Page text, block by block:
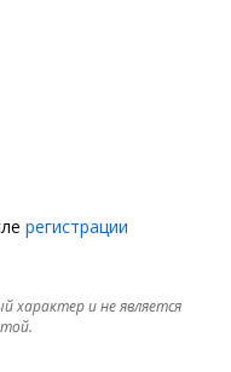
регистрации
характер и не является